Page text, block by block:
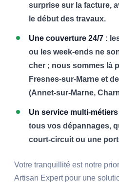
surprise sur la facture,
le début des travaux.
Une couverture 24/7 :
ou les week-ends ne
cher ; nous sommes là
Fresnes-sur-Marne et
(Annet-sur-Marne,
Un service multi-métiers
tous vos dépannages,
court-circuit ou une
Votre tranquillité est notre
Artisan Expert pour une